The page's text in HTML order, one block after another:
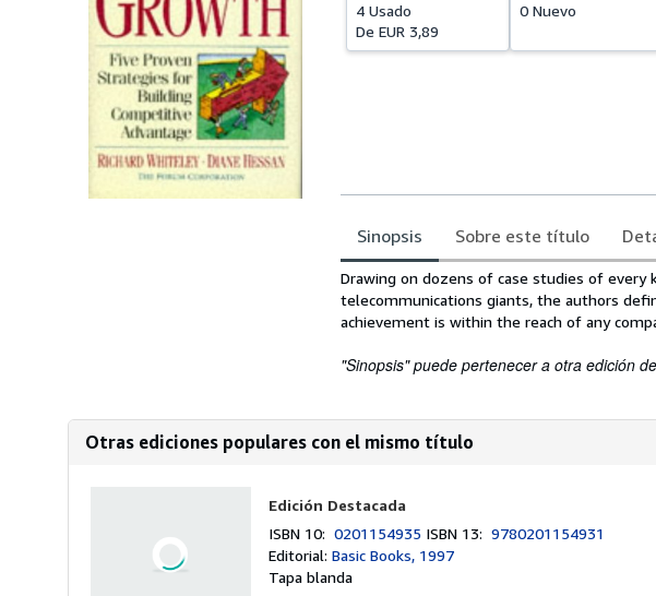
4 Usado
De EUR 3,89
0 Nuevo
Sinopsis Sobre este título
Sinopsis
Drawing on dozens of case studies of
telecommunications giants, the authors
achievement is within the reach of any
"Sinopsis" puede pertenecer a otra edición
Otras ediciones populares con el mismo título
Edición Destacada
ISBN 10:0201154935 ISBN 13:9780201154931
Editorial:Basic Books, 1997
Tapa blanda